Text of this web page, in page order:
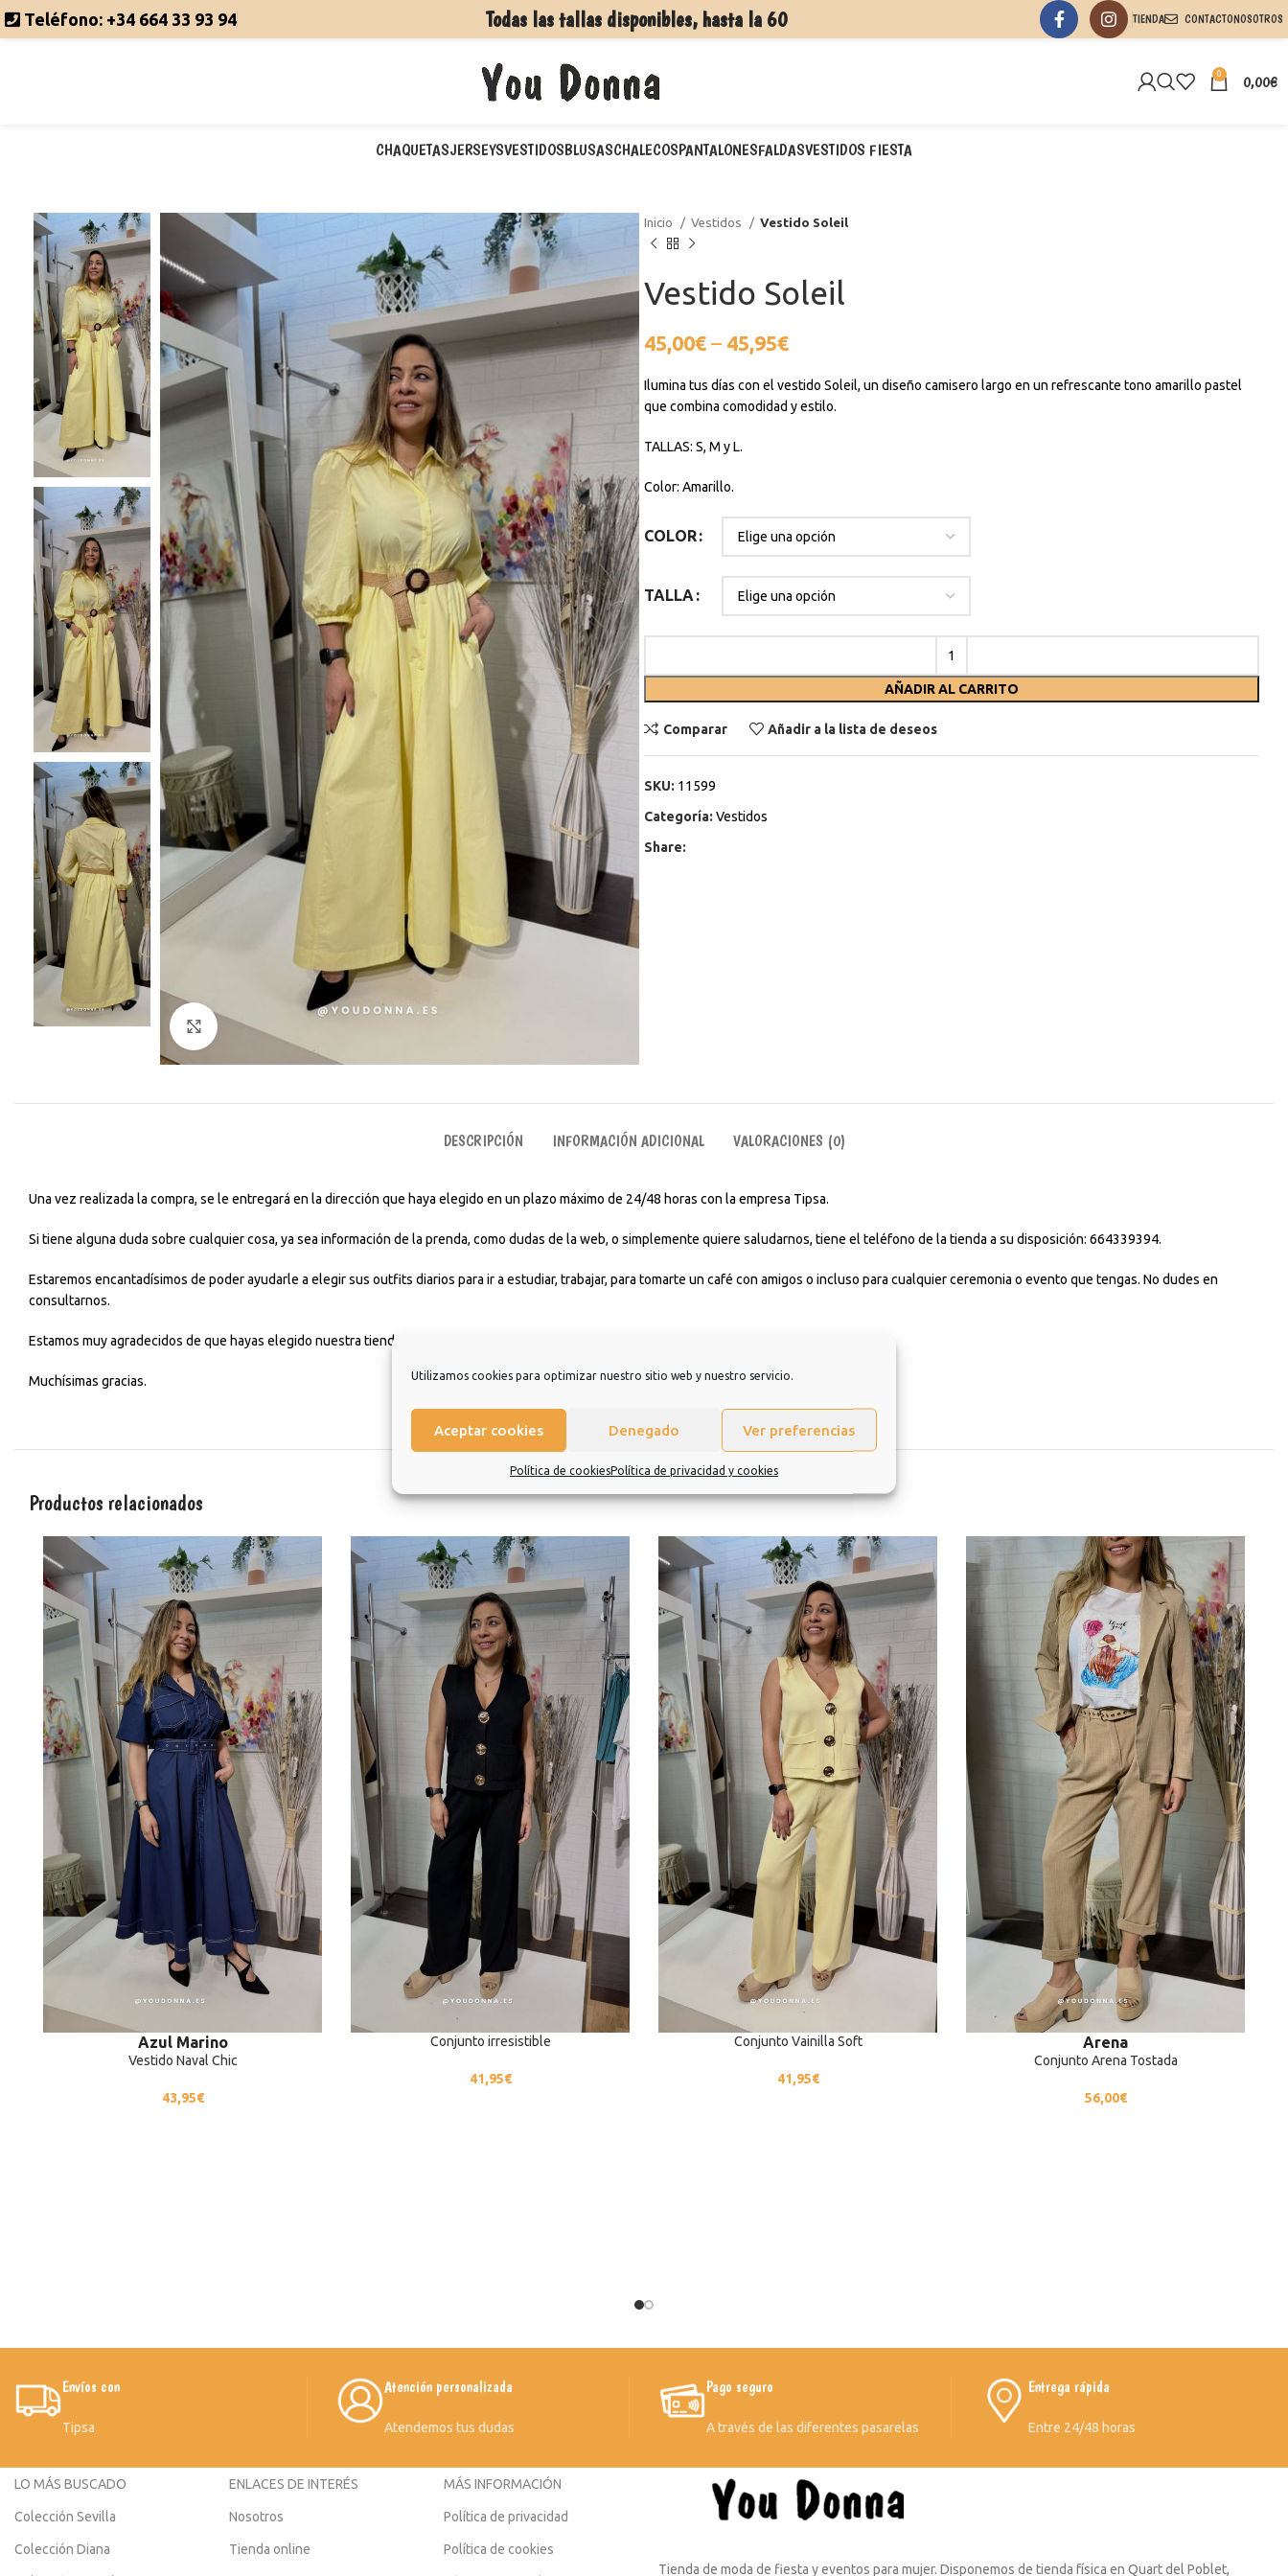
Utilizamos cookies para optimizar nuestro sitio web y nuestro servicio.
Aceptar cookies Denegado Ver preferencias
Política de cookiesPolítica de privacidad y cookies
Teléfono: +34 664 33 93 94 Todas las tallas disponibles, hasta la 60 TIENDA CONTACTONOSOTROS
0 0,00€
CHAQUETASJERSEYSVESTIDOSBLUSASCHALECOSPANTALONESFALDASVESTIDOS FIESTA
Haga Click para agrandar
Inicio Vestidos Vestido Soleil
Vestido Soleil
45,00€ – 45,95€
Ilumina tus días con el vestido Soleil, un diseño camisero largo en un refrescante tono amarillo pastel
que combina comodidad y estilo.
TALLAS: S, M y L.
Color: Amarillo.
COLOR
TALLA
AÑADIR AL CARRITO
Comparar Añadir a la lista de deseos
SKU: 11599
Categoría: Vestidos
Share:
DESCRIPCIÓN INFORMACIÓN ADICIONAL VALORACIONES (0)
Una vez realizada la compra, se le entregará en la dirección que haya elegido en un plazo máximo de 24/48 horas con la empresa Tipsa.
Si tiene alguna duda sobre cualquier cosa, ya sea información de la prenda, como dudas de la web, o simplemente quiere saludarnos, tiene el teléfono de la tienda a su disposición: 664339394.
Estaremos encantadísimos de poder ayudarle a elegir sus outfits diarios para ir a estudiar, trabajar, para tomarte un café con amigos o incluso para cualquier ceremonia o evento que tengas. No dudes en
consultarnos.
Estamos muy agradecidos de que hayas elegido nuestra tienda y esperamos que sea una experiencia de la que quiera repetir.
Muchísimas gracias.
Productos relacionados
Azul Marino
Vestido Naval Chic
43,95€
Conjunto irresistible
41,95€
Conjunto Vainilla Soft
41,95€
Arena
Conjunto Arena Tostada
56,00€
Envíos con
Tipsa
Atención personalizada
Atendemos tus dudas
Pago seguro
A través de las diferentes pasarelas
Entrega rápida
Entre 24/48 horas
LO MÁS BUSCADO
Colección Sevilla
Colección Diana
ENLACES DE INTERÉS
Nosotros
Tienda online
MÁS INFORMACIÓN
Política de privacidad
Política de cookies
Tienda de moda de fiesta y eventos para mujer. Disponemos de tienda física en Quart del Poblet,